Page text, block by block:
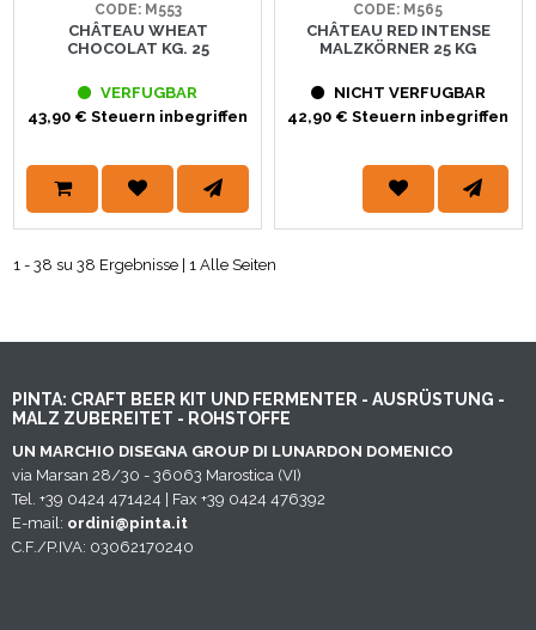
CODE: M553
CHÂTEAU WHEAT
CHOCOLAT KG. 25
VERFUGBAR
43,90 € Steuern inbegriffen
CODE: M565
CHÂTEAU RED INTENSE
MALZKÖRNER 25 KG
NICHT VERFUGBAR
42,90 € Steuern inbegriffen
1 - 38 su 38 Ergebnisse | 1 Alle Seiten
PINTA: CRAFT BEER KIT UND FERMENTER - AUSRÜSTUNG -
MALZ ZUBEREITET - ROHSTOFFE
UN MARCHIO DISEGNA GROUP DI LUNARDON DOMENICO
via Marsan 28/30 - 36063 Marostica (VI)
Tel. +39 0424 471424 | Fax +39 0424 476392
E-mail: ordini@pinta.it
C.F./P.IVA: 03062170240